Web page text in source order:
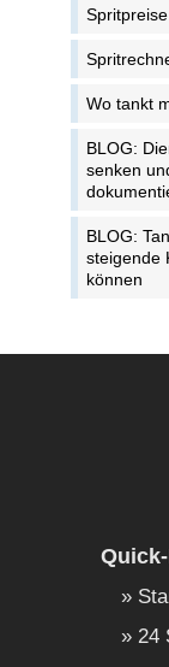
Wo tankt
BLOG:
senken
BLOG:
steigende
können
24